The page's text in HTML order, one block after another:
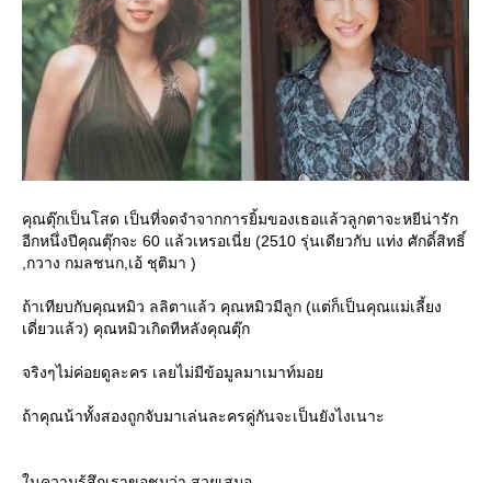
คุณตุ๊กเป็นโสด เป็นที่จดจำจากการยิ้มของเธอแล้วลูกตาจะหยีน่ารัก
อีกหนึ่งปีคุณตุ๊กจะ 60 แล้วเหรอเนี่ย (2510 รุ่นเดียวกับ แท่ง ศักดิ์สิทธิ์
,กวาง กมลชนก,เอ้ ชุติมา )
ถ้าเทียบกับคุณหมิว ลลิตาแล้ว คุณหมิวมีลูก (แต่ก็เป็นคุณแม่เลี้ยง
เดี่ยวแล้ว) คุณหมิวเกิดทีหลังคุณตุ๊ก
จริงๆไม่ค่อยดูละคร เลยไม่มีข้อมูลมาเมาท์มอ
ถ้าคุณน้าทั้งสองถูกจับมาเล่นละครคู่กันจะเป็นยังไงเนาะ